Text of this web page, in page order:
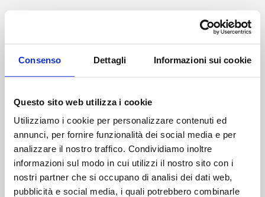
Consenso Dettagli Informazioni sui cookie
Questo sito web utilizza i cookie
Utilizziamo i cookie per personalizzare contenuti ed
annunci, per fornire funzionalità dei social media e per
analizzare il nostro traffico. Condividiamo inoltre
informazioni sul modo in cui utilizzi il nostro sito con i
nostri partner che si occupano di analisi dei dati web,
pubblicità e social media, i quali potrebbero combinarle
Application Error
at v (https://
at ks (https://
at ah (https://
at Oy (https://
at na (https://
at th (https://
at eh (https://
at MessagePort.ae (https://